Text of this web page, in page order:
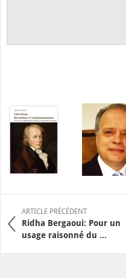
ARTICLE PRÉCÉDENT
Ridha Bergaoui: Pour un
usage raisonné du ...